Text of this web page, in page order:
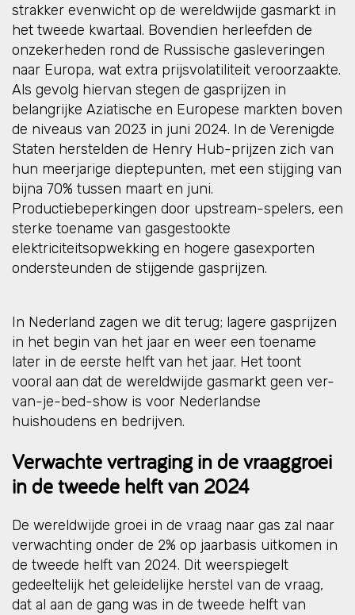
strakker evenwicht op de wereldwijde gasmarkt in
het tweede kwartaal. Bovendien herleefden de
onzekerheden rond de Russische gasleveringen
naar Europa, wat extra prijsvolatiliteit veroorzaakte.
Als gevolg hiervan stegen de gasprijzen in
belangrijke Aziatische en Europese markten boven
de niveaus van 2023 in juni 2024. In de Verenigde
Staten herstelden de Henry Hub-prijzen zich van
hun meerjarige dieptepunten, met een stijging van
bijna 70% tussen maart en juni.
Productiebeperkingen door upstream-spelers, een
sterke toename van gasgestookte
elektriciteitsopwekking en hogere gasexporten
ondersteunden de stijgende gasprijzen.
In Nederland zagen we dit terug; lagere gasprijzen
in het begin van het jaar en weer een toename
later in de eerste helft van het jaar. Het toont
vooral aan dat de wereldwijde gasmarkt geen ver-
van-je-bed-show is voor Nederlandse
huishoudens en bedrijven.
Verwachte vertraging in de vraaggroei
in de tweede helft van 2024
De wereldwijde groei in de vraag naar gas zal naar
verwachting onder de 2% op jaarbasis uitkomen in
de tweede helft van 2024. Dit weerspiegelt
gedeeltelijk het geleidelijke herstel van de vraag,
dat al aan de gang was in de tweede helft van